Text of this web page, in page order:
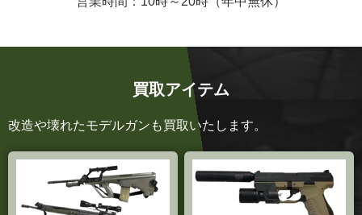
買取アイテム
改造や壊れたモデルガンも買取いたします。